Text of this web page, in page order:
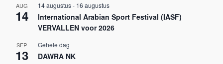
AUG
14
14 augustus- 16 augustus
International Arabian Sport Festival (IASF)
VERVALLEN voor 2026
SEP
13
Gehele dag
DAWRA NK